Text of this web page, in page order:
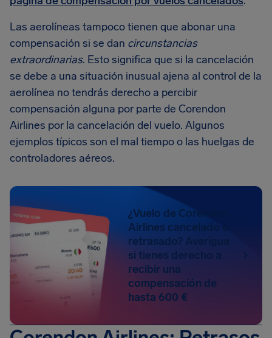
Las aerolíneas tampoco tienen que abonar una
compensación si se dan circunstancias
extraordinarias. Esto significa que si la cancelación
se debe a una situación inusual ajena al control de la
aerolínea no tendrás derecho a percibir
compensación alguna por parte de Corendon
Airlines por la cancelación del vuelo. Algunos
ejemplos típicos son el mal tiempo o las huelgas de
controladores aéreos.
¿Vuelo de Corendon
Airlines cancelado o
retrasado? Averigua
si tienes derecho a
recibir una
compensación de
hasta 600 €